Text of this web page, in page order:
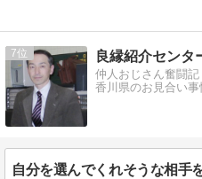
7
仲人おじさん奮闘
香川県のお見合い